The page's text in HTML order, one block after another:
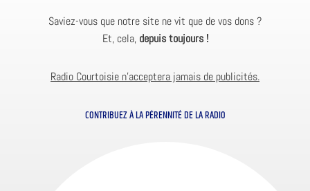
Saviez-vous que notre site ne vit que de vos dons ?
Et, cela, depuis toujours !
Radio Courtoisie n’acceptera jamais de publicités.
CONTRIBUEZ À LA PÉRENNITÉ DE LA RADIO